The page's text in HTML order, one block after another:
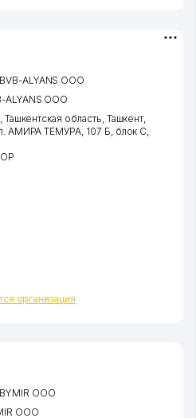
организация
BVB-ALYANS ООО
ALYANS ООО
Ташкентская область, Ташкент,
АМИРА ТЕМУРА, 107 Б, блок C,
BYMIR ООО
ООО